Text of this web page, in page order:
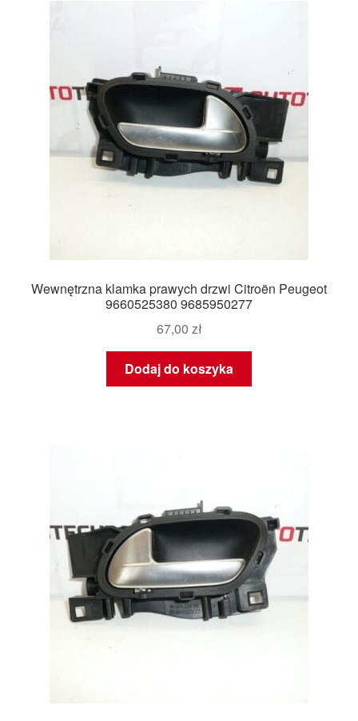
Wewnętrzna klamka prawych drzwi Citroën Peugeot
9660525380 9685950277
67,00 zł
Dodaj do koszyka